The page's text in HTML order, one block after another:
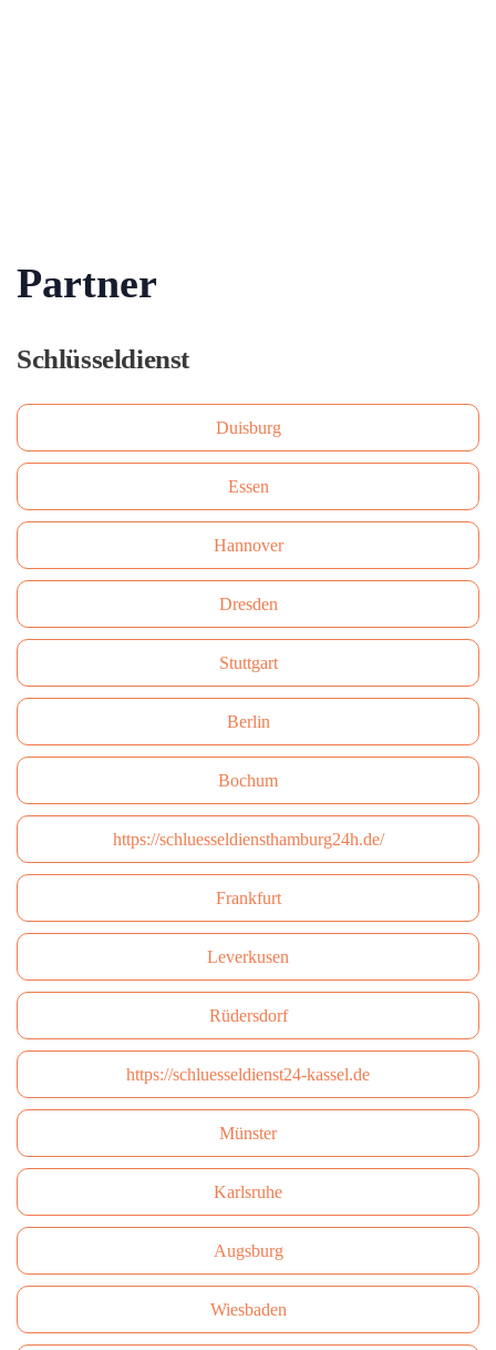
Partner
Schlüsseldienst
Duisburg
Essen
Hannover
Dresden
Stuttgart
Berlin
Bochum
https://schluesseldiensthamburg24h.de/
Frankfurt
Leverkusen
Rüdersdorf
https://schluesseldienst24-kassel.de
Münster
Karlsruhe
Augsburg
Wiesbaden